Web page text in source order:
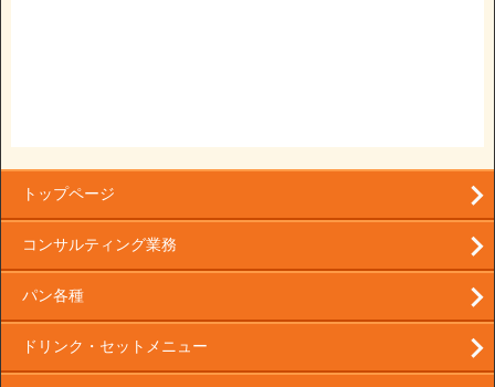
トップページ
コンサルティング業務
パン各種
ドリンク・セットメニュー